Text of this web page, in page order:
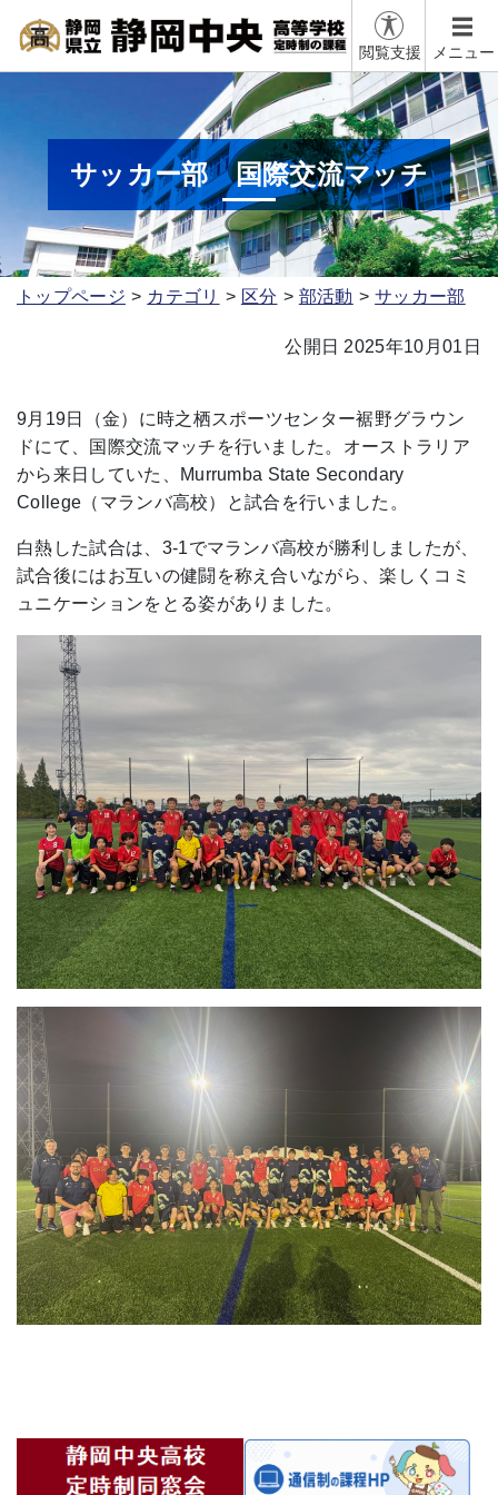
閲覧支援 メニュー
サッカー部 国際交流マッチ
トップページ カテゴリ 区分 部活動 サッカー部
公開日 2025年10月01日
9月19日（金）に時之栖スポーツセンター裾野グラウン
ドにて、国際交流マッチを行いました。オーストラリア
から来日していた、Murrumba State Secondary
College（マランバ高校）と試合を行いました。
白熱した試合は、3-1でマランバ高校が勝利しましたが、
試合後にはお互いの健闘を称え合いながら、楽しくコミ
ュニケーションをとる姿がありました。